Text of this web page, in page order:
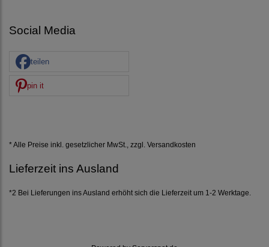
Social Media
teilen
pin it
* Alle Preise inkl. gesetzlicher MwSt., zzgl. Versandkosten
Lieferzeit ins Ausland
*2 Bei Lieferungen ins Ausland erhöht sich die Lieferzeit um 1-2 Werktage.